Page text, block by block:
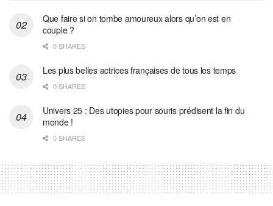
Que faire si on tombe amoureux alors qu’on est en
couple ?
0 SHARES
Les plus belles actrices françaises de tous les temps
0 SHARES
Univers 25 : Des utopies pour souris prédisent la fin du
monde !
0 SHARES